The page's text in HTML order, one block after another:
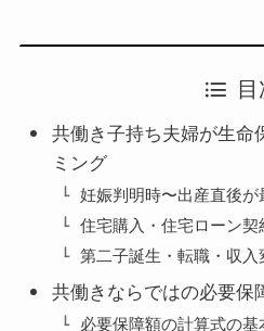
目
共働き子持ち夫婦が生命
ミング
妊娠判明時〜出産直後
住宅購入・住宅ローン
第二子誕生・転職・収
共働きならではの必要保
必要保障額の計算式の基